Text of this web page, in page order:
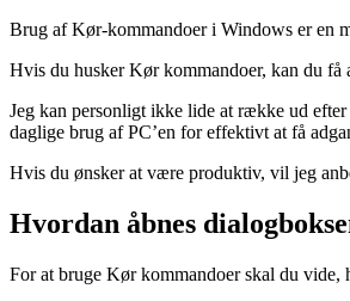
Brug af Kør-kommandoer i Windows er en
Hvis du husker Kør kommandoer, kan du få
Jeg kan personligt ikke lide at række ud
daglige brug af PC’en for effektivt at få
Hvis du ønsker at være produktiv, vil jeg
Hvordan åbnes
For at bruge Kør kommandoer skal du